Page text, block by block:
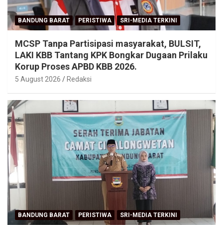
BANDUNG BARAT PERISTIWA SRI-MEDIA TERKINI
MCSP Tanpa Partisipasi masyarakat, BULSIT,
LAKI KBB Tantang KPK Bongkar Dugaan Prilaku
Korup Proses APBD KBB 2026.
5 August 2026 Redaksi
BANDUNG BARAT PERISTIWA SRI-MEDIA TERKINI